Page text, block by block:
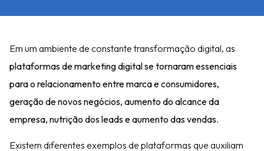
Em um ambiente de constante transformação digital, as
plataformas de marketing digitalse tornaram essenciais
para o relacionamento entre marca e consumidores,
geração de novos negócios, aumento do alcance da
empresa, nutrição dos leads e aumento das vendas.
Existem diferentes exemplos de plataformas que auxiliam